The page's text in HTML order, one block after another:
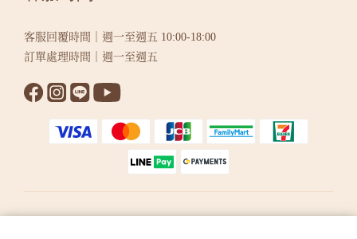
客服回覆時間｜週一至週五 10:00-18:00
訂單處理時間｜週一至週五